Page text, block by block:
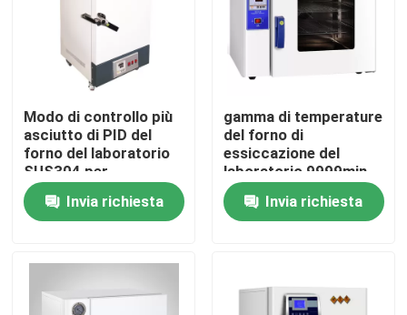
Casa
Chi siamo
Modo di controllo più
asciutto di PID del
forno del laboratorio
SUS304 per
l'industriale
Invia richiesta
gamma di temperature
del forno di
essiccazione del
laboratorio 9999min
1000W SUS304
50~300℃Invia richiesta